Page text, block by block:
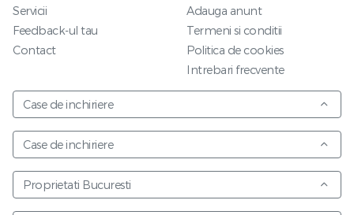
Servicii
Feedback-ul tau
Contact
Adauga anunt
Termeni si conditii
Politica de cookies
Intrebari frecvente
Case de inchiriere
Case de inchiriere
Proprietati Bucuresti